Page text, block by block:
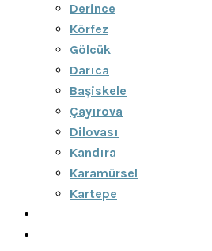
Derince
Körfez
Gölcük
Darıca
Başiskele
Çayırova
Dilovası
Kandıra
Karamürsel
Kartepe